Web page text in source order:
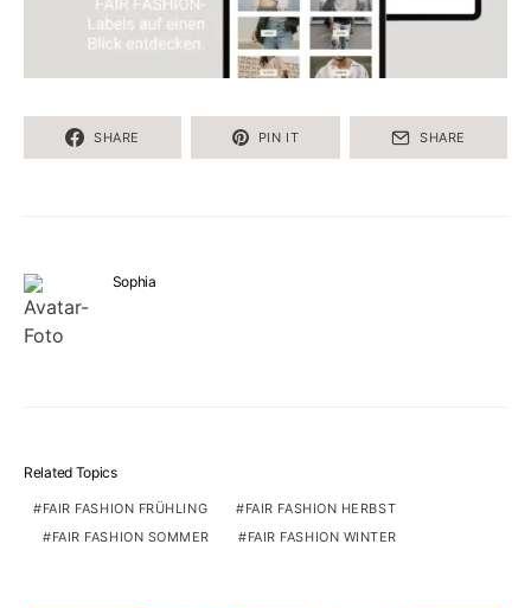
SHARE PIN IT SHARE
Sophia
Related Topics
FAIR FASHION FRÜHLING
FAIR FASHION HERBST
FAIR FASHION SOMMER
FAIR FASHION WINTER